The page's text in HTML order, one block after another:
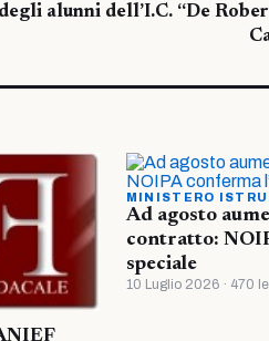
alunni dell’I.C. “De
MINISTERO
Ad agosto
contratto:
speciale
10 Luglio 2026 · 470